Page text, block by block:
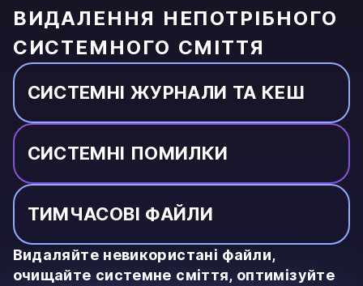
ВИДАЛЕННЯ НЕПОТРІБНОГО
СИСТЕМНОГО СМІТТЯ
СИСТЕМНІ ЖУРНАЛИ ТА КЕШ
СИСТЕМНІ ПОМИЛКИ
ТИМЧАСОВІ ФАЙЛИ
Видаляйте невикористані файли,
очищайте системне сміття, оптимізуйте